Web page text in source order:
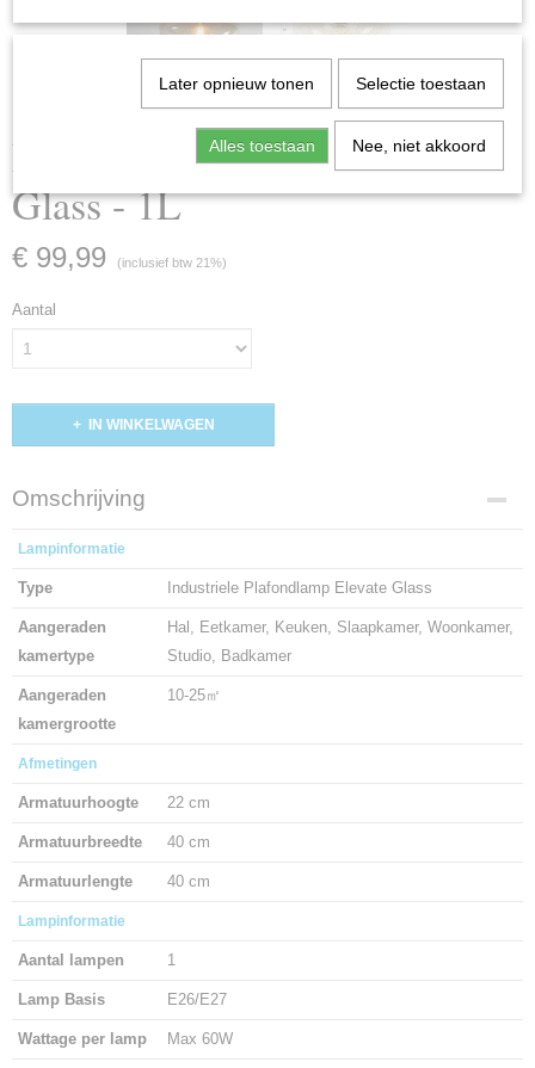
Plafondlamp Elevate Amber
Glass - 1L
€ 99,99 (inclusief btw 21%)
Aantal
IN WINKELWAGEN
Omschrijving
Lampinformatie
Type Industriele Plafondlamp Elevate Glass
Aangeraden
kamertype
Hal, Eetkamer, Keuken, Slaapkamer, Woonkamer,
Studio, Badkamer
Aangeraden
kamergrootte
10-25㎡
Afmetingen
Armatuurhoogte 22 cm
Armatuurbreedte 40 cm
Armatuurlengte 40 cm
Lampinformatie
Aantal lampen 1
Lamp Basis E26/E27
Wattage per lamp Max 60W
Later opnieuw tonen Selectie toestaan
Alles toestaan Nee, niet akkoord